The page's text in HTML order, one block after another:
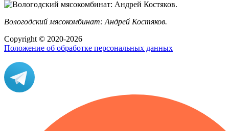
Вологодский мясокомбинат: Андрей Костяков.
Copyright © 2020-2026
Положение об обработке персональных данных